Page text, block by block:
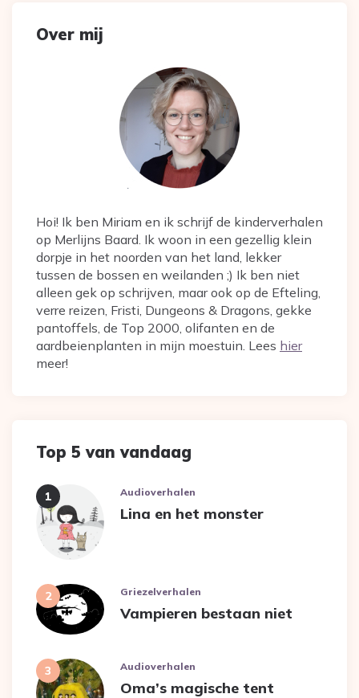
Over mij
Hoi! Ik ben Miriam en ik schrijf de kinderverhalen
op Merlijns Baard. Ik woon in een gezellig klein
dorpje in het noorden van het land, lekker
tussen de bossen en weilanden ;) Ik ben niet
alleen gek op schrijven, maar ook op de Efteling,
verre reizen, Fristi, Dungeons & Dragons, gekke
pantoffels, de Top 2000, olifanten en de
aardbeienplanten in mijn moestuin. Lees hier
meer!
Top 5 van vandaag
Audioverhalen
Lina en het monster
Griezelverhalen
Vampieren bestaan niet
Audioverhalen
Oma’s magische tent